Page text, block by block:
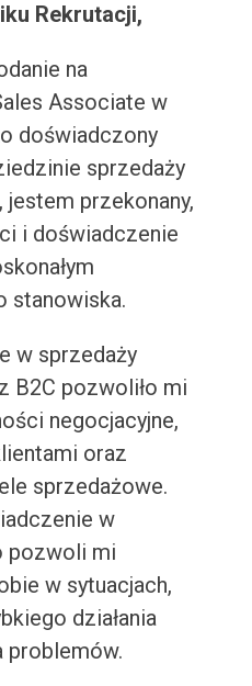
Rekrutacji,
na
Associate w
doświadczony
sprzedaży
jestem przekonany,
i doświadczenie
stanowiska.
w sprzedaży
B2C pozwoliło mi
negocjacyjne,
oraz
sprzedażowe.
w
pozwoli mi
w sytuacjach,
działania
problemów.